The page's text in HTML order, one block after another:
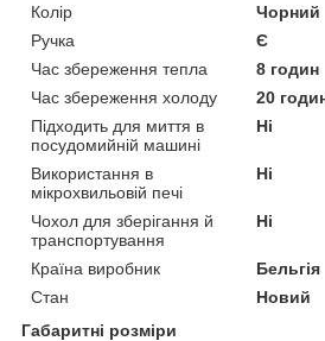
Колір
Чорний
Ручка
Є
Час збереження тепла
8 годин
Час збереження холоду
20
Підходить для миття в
посудомийній машині
Ні
Використання в
мікрохвильовій печі
Ні
Чохол для зберігання й
транспортування
Ні
Країна виробник
Бельгія
Стан
Новий
Габаритні розміри